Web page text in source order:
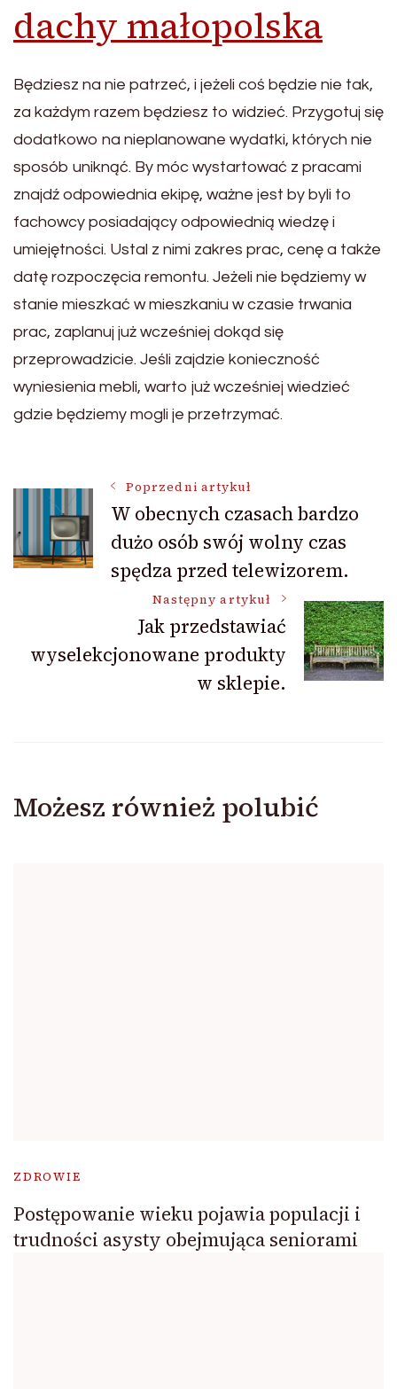
dachy małopolska
Będziesz na nie patrzeć, i jeżeli coś będzie nie tak,
za każdym razem będziesz to widzieć. Przygotuj się
dodatkowo na nieplanowane wydatki, których nie
sposób uniknąć. By móc wystartować z pracami
znajdź odpowiednia ekipę, ważne jest by byli to
fachowcy posiadający odpowiednią wiedzę i
umiejętności. Ustal z nimi zakres prac, cenę a także
datę rozpoczęcia remontu. Jeżeli nie będziemy w
stanie mieszkać w mieszkaniu w czasie trwania
prac, zaplanuj już wcześniej dokąd się
przeprowadzicie. Jeśli zajdzie konieczność
wyniesienia mebli, warto już wcześniej wiedzieć
gdzie będziemy mogli je przetrzymać.
Nawigacja
wpisu
Poprzedni artykuł
W obecnych czasach bardzo
dużo osób swój wolny czas
spędza przed telewizorem.
Następny artykuł
Jak przedstawiać
wyselekcjonowane produkty
w sklepie.
Możesz również polubić
ZDROWIE
Postępowanie wieku pojawia populacji i
trudności asysty obejmująca seniorami